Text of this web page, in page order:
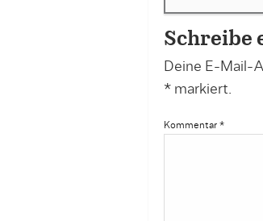
Schreibe
Deine E-Mail-
*markiert.
Kommentar *